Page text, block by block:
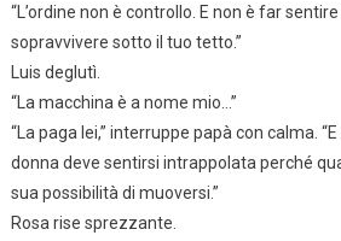
“L’ordine non è controllo. E non è far
sopravvivere sotto il tuo tetto.”
Luis deglutì.
“La macchina è a nome mio…”
“La paga lei,” interruppe papà con calma.
donna deve sentirsi intrappolata perché
sua possibilità di muoversi.”
Rosa rise sprezzante.